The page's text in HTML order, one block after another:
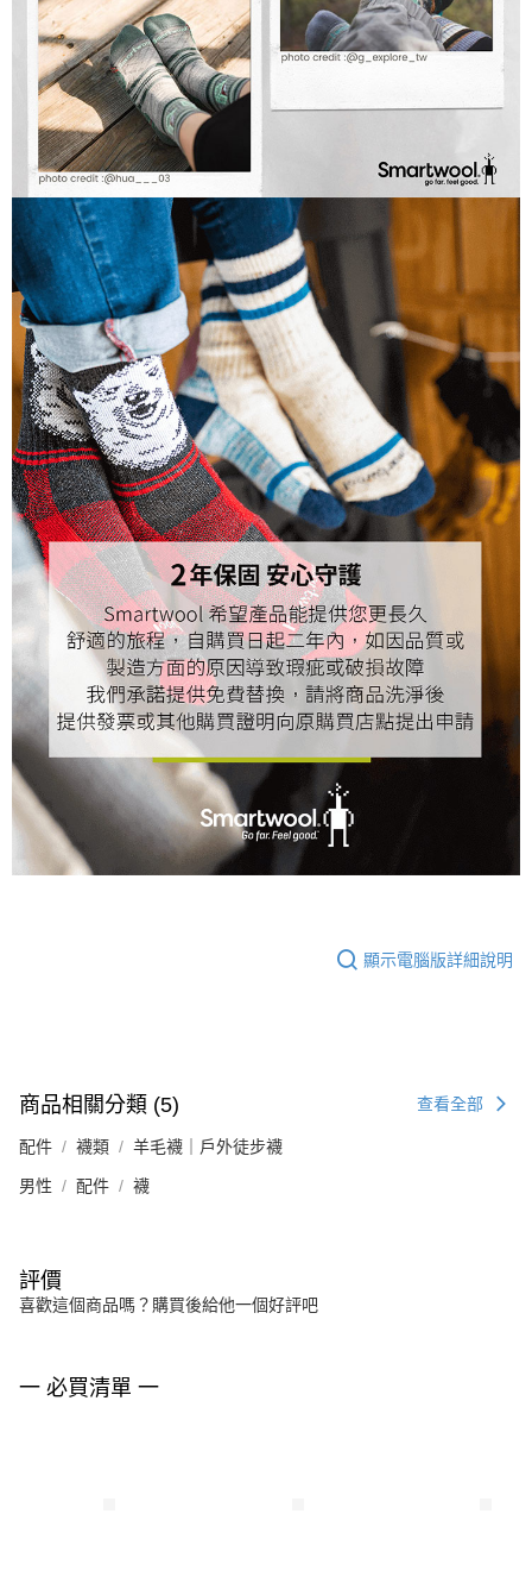
顯示電腦版詳細說明
商品相關分類 (5) 查看全部
配件 襪類 羊毛襪｜戶外徒步襪
男性 配件 襪
評價
喜歡這個商品嗎？購買後給他一個好評吧
一 必買清單 一